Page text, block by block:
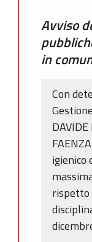
Avviso
in
Con
igienico
rispetto